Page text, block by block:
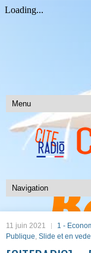
11 juin 2021 1 -
Publique, Slide et en